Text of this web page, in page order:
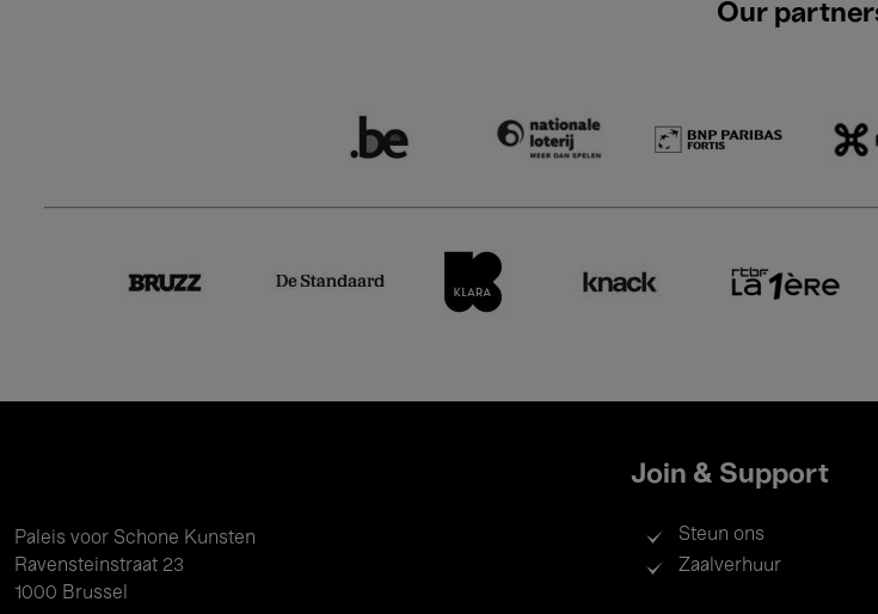
Our
Paleis voor Schone Kunsten
Ravensteinstraat 23
1000 Brussel
Join & Support
Steun ons
Zaalverhuur